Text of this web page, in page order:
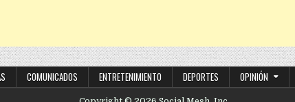
COMUNICADOS ENTRETENIMIENTO DEPORTES OPINIÓN